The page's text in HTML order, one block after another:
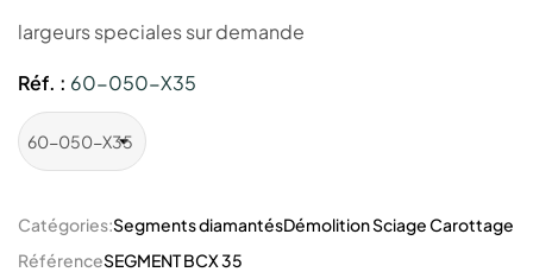
largeurs speciales sur demande
Réf. : 60-050-X35
Catégories:Segments diamantésDémolition Sciage Carottage
RéférenceSEGMENT BCX 35